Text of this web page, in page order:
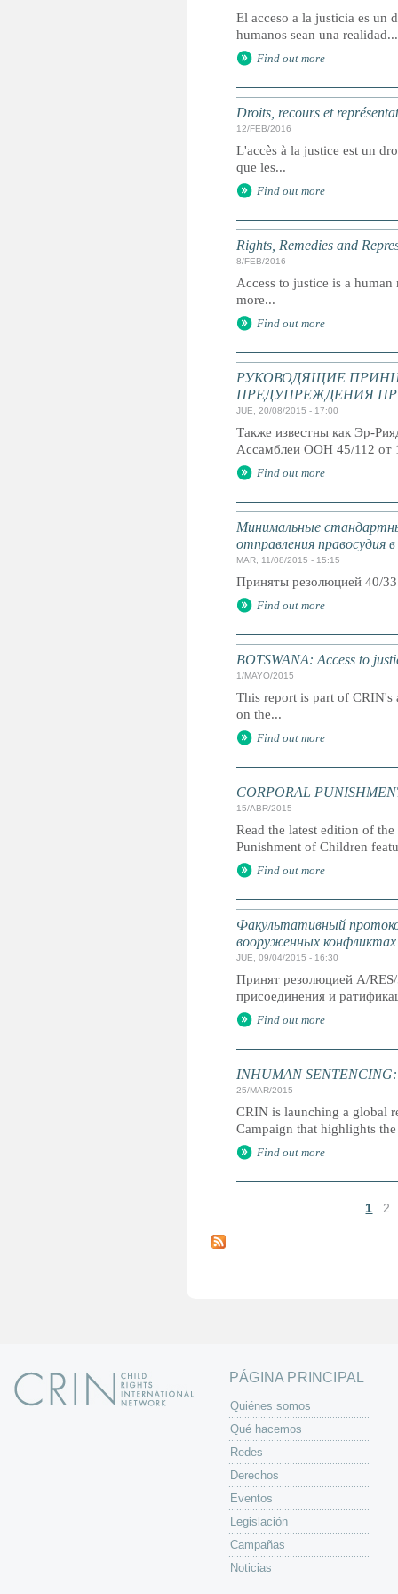
El acceso a la justicia es un
humanos sean una realidad...
Find out more
Droits, recours et
12/FEB/2016
L'accès à la justice est un
que les...
Find out more
Rights, Remedies and
8/FEB/2016
Access to justice is a
more...
Find out more
РУКОВОДЯЩИЕ
ПРЕДУПРЕЖДЕНИЯ
JUE, 20/08/2015 - 17:00
Также известны как Эр-
Ассамблеи ООН 45/112 от
Find out more
Минимальные
отправления правосудия
MAR, 11/08/2015 - 15:15
Приняты резолюцией 40/
Find out more
BOTSWANA: Access to
1/MAYO/2015
This report is part of CRIN's
on the...
Find out more
CORPORAL
15/ABR/2015
Read the latest edition of
Punishment of Children
Find out more
Факультативный
вооруженных конфликтах
JUE, 09/04/2015 - 16:30
Принят резолюцией A/
присоединения и
Find out more
INHUMAN
25/MAR/2015
CRIN is launching a global
Campaign that highlights
Find out more
á
1 2
PÁGINA PRINCIPAL
Quiénes somos
Qué hacemos
Redes
Derechos
Eventos
Legislación
Campañas
Noticias